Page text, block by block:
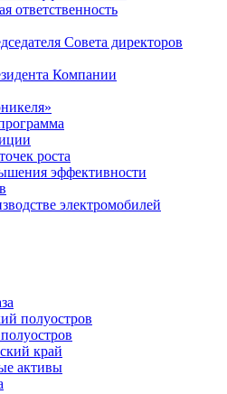
ответственность
Совета директоров
Компании
роста
эффективности
электромобилей
полуостров
край
активы